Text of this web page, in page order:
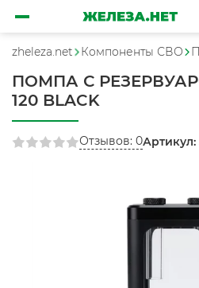
zheleza.net Компоненты СВО
ПОМПА С
120 BLACK
Отзывов: 0Артикул: